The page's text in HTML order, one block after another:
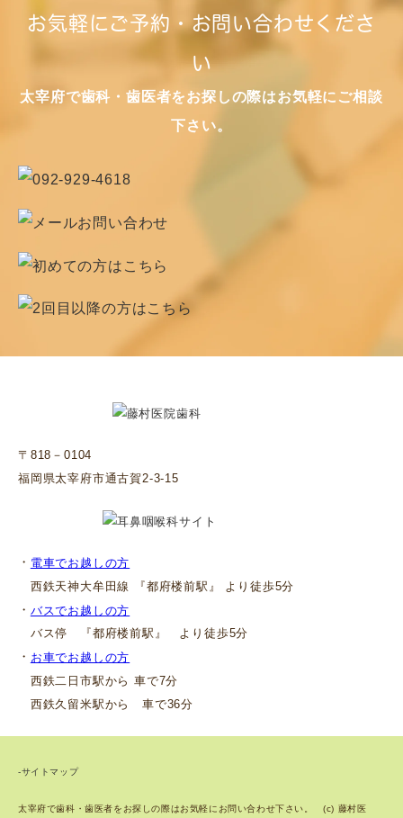
お気軽にご予約・お問い合わせくださ
い
太宰府で歯科・歯医者をお探しの際はお気軽にご相談
下さい。
〒818－0104
福岡県太宰府市通古賀2-3-15
・ 電車でお越しの方
西鉄天神大牟田線 『都府楼前駅』 より徒歩5分
・ バスでお越しの方
バス停 『都府楼前駅』 より徒歩5分
・ お車でお越しの方
西鉄二日市駅から 車で7分
西鉄久留米駅から 車で36分
-サイトマップ
太宰府で歯科・歯医者をお探しの際はお気軽にお問い合わせ下さい。 (c) 藤村医